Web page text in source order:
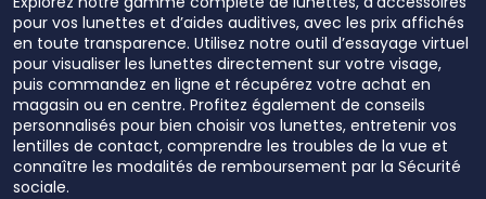
pour vos lunettes et d’aides auditives, avec les prix affichés
en toute transparence. Utilisez notre outil d’essayage virtuel
pour visualiser les lunettes directement sur votre visage,
puis commandez en ligne et récupérez votre achat en
magasin ou en centre. Profitez également de conseils
personnalisés pour bien choisir vos lunettes, entretenir vos
lentilles de contact, comprendre les troubles de la vue et
connaître les modalités de remboursement par la Sécurité
sociale.